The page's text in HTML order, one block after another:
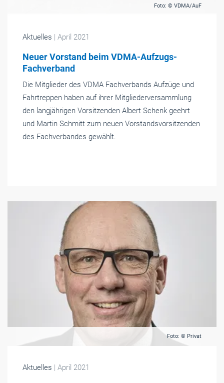
Foto: © VDMA/AuF
Aktuelles | April 2021
Neuer Vorstand beim VDMA-Aufzugs-
Fachverband
Die Mitglieder des VDMA Fachverbands Aufzüge und
Fahrtreppen haben auf ihrer Mitgliederversammlung
den langjährigen Vorsitzenden Albert Schenk geehrt
und Martin Schmitt zum neuen Vorstandsvorsitzenden
des Fachverbandes gewählt.
Foto: © Privat
Aktuelles | April 2021